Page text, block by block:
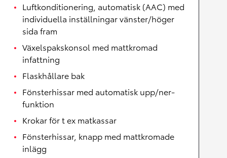
Luftkonditionering, automatisk (AAC) med
individuella inställningar vänster/höger
sida fram
Växelspakskonsol med mattkromad
infattning
Flaskhållare bak
Fönsterhissar med automatisk upp/ner-
funktion
Krokar för t ex matkassar
Fönsterhissar, knapp med mattkromade
inlägg